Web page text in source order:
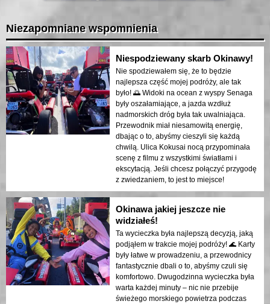
Niezapomniane wspomnienia
Niespodziewany skarb Okinawy!
Nie spodziewałem się, że to będzie
najlepsza część mojej podróży, ale tak
było! 🌅 Widoki na ocean z wyspy Senaga
były oszałamiające, a jazda wzdłuż
nadmorskich dróg była tak uwalniająca.
Przewodnik miał niesamowitą energię,
dbając o to, abyśmy cieszyli się każdą
chwilą. Ulica Kokusai nocą przypominała
scenę z filmu z wszystkimi światłami i
ekscytacją. Jeśli chcesz połączyć przygodę
z zwiedzaniem, to jest to miejsce!
Okinawa jakiej jeszcze nie
widziałeś!
Ta wycieczka była najlepszą decyzją, jaką
podjąłem w trakcie mojej podróży! 🌊 Karty
były łatwe w prowadzeniu, a przewodnicy
fantastycznie dbali o to, abyśmy czuli się
komfortowo. Dwugodzinna wycieczka była
warta każdej minuty – nic nie przebije
świeżego morskiego powietrza podczas